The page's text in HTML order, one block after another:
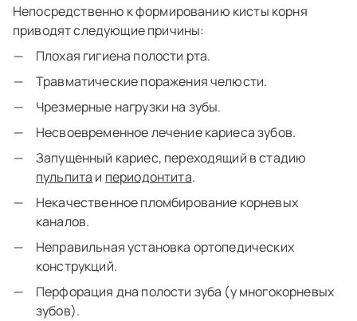
Непосредственно к формированию кисты корня
приводят следующие причины:
Плохая гигиена полости рта.
Травматические поражения челюсти.
Чрезмерные нагрузки на зубы.
Несвоевременное лечение кариеса зубов.
Запущенный кариес, переходящий в стадию
пульпита и периодонтита.
Некачественное пломбирование корневых
каналов.
Неправильная установка ортопедических
конструкций.
Перфорация дна полости зуба (у многокорневых
зубов).